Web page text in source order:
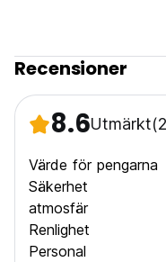
Recensioner
8.6Utmärkt
Värde för pengarna
Säkerhet
atmosfär
Renlighet
Personal